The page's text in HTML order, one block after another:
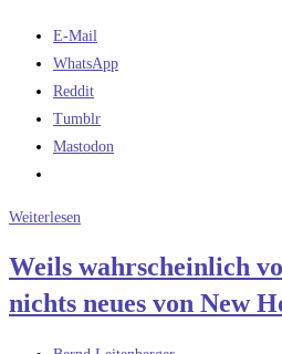
E-Mail
WhatsApp
Reddit
Tumblr
Mastodon
Weiterlesen
Horizons
nur
Weils wahrscheinlich
nichts neues von New